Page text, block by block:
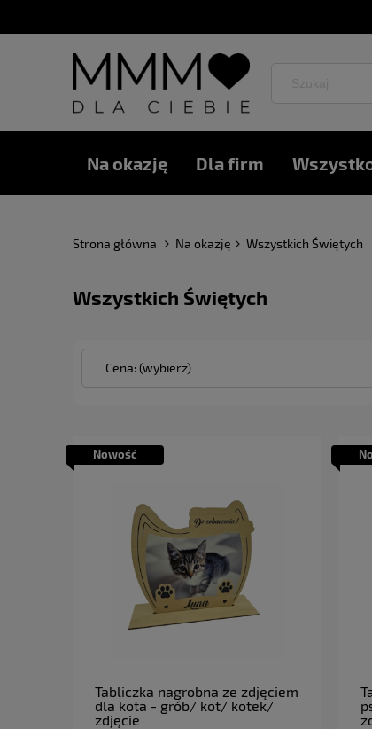
Na okazję Dla firm
Strona główna Na okazję Wszystkich Świętych
Wszystkich Świętych
Cena: (wybierz)
Tabliczka nagrobna ze zdjęciem
dla kota - grób/ kot/ kotek/
zdjęcie
Nowość